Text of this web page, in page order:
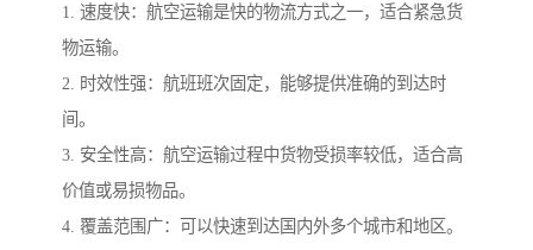
1. 速度快：航空运输是快的物流方式之一，适合紧急货
物运输。
2. 时效性强：航班班次固定，能够提供准确的到达时
间。
3. 安全性高：航空运输过程中货物受损率较低，适合高
价值或易损物品。
4. 覆盖范围广：可以快速到达国内外多个城市和地区。